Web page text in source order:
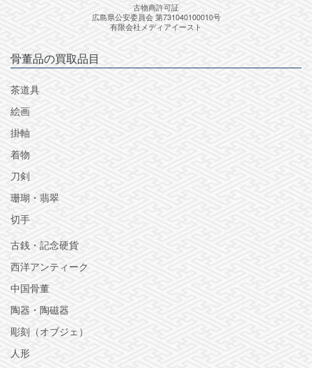
古物商許可証
広島県公安委員会 第731040100010号
有限会社メディアイースト
骨董品の買取品目
茶道具
絵画
掛軸
着物
刀剣
珊瑚・翡翠
切手
古銭・記念硬貨
西洋アンティーク
中国骨董
陶器・陶磁器
彫刻（オブジェ）
人形